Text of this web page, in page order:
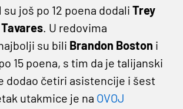
su još po 12 poena dodali Trey
. U redovima
su bili Brandon Boston i
15 poena, s tim da je talijanski
dodao četiri asistencije i šest
utakmice je na OVOJ